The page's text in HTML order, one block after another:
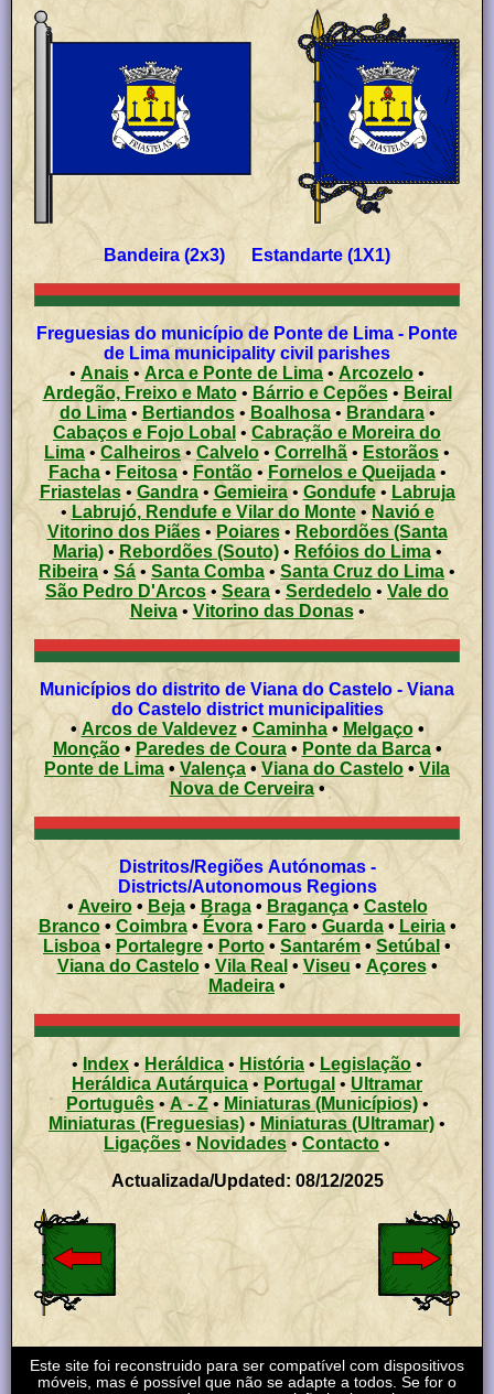
Bandeira (2x3) Estandarte (1X1)
Freguesias do município de Ponte de Lima - Ponte
de Lima municipality civil parishes
• Anais •Arca e Ponte de Lima • Arcozelo •
Ardegão, Freixo e Mato•Bárrio e Cepões•Beiral
do Lima• Bertiandos• Boalhosa• Brandara•
Cabaços e Fojo Lobal •Cabração e Moreira do
Lima •Calheiros• Calvelo• Correlhã • Estorãos •
Facha• Feitosa• Fontão• Fornelos e Queijada•
Friastelas• Gandra• Gemieira• Gondufe • Labruja
• Labrujó, Rendufe e Vilar do Monte•Navió e
Vitorino dos Piães• Poiares• Rebordões (Santa
Maria)• Rebordões (Souto)• Refóios do Lima•
Ribeira • Sá • Santa Comba • Santa Cruz do Lima •
São Pedro D'Arcos•Seara•Serdedelo • Vale do
Neiva•Vitorino das Donas•
Municípios do distrito de Viana do Castelo - Viana
do Castelo district municipalities
• Arcos de Valdevez• Caminha• Melgaço•
Monção• Paredes de Coura• Ponte da Barca•
Ponte de Lima •Valença • Viana do Castelo • Vila
Nova de Cerveira•
Distritos/Regiões Autónomas -
Districts/Autonomous Regions
• Aveiro• Beja• Braga• Bragança• Castelo
Branco• Coimbra• Évora• Faro• Guarda• Leiria•
Lisboa•Portalegre • Porto • Santarém • Setúbal•
Viana do Castelo• Vila Real • Viseu• Açores•
Madeira •
• Index • Heráldica • História • Legislação •
Heráldica Autárquica•Portugal • Ultramar
Português•A - Z• Miniaturas (Municípios)•
Miniaturas (Freguesias) • Miniaturas (Ultramar)•
Ligações• Novidades • Contacto•
Actualizada/Updated: 08/12/2025
Este site foi reconstruido para ser compatível com dispositivos
móveis, mas é possível que não se adapte a todos. Se for o